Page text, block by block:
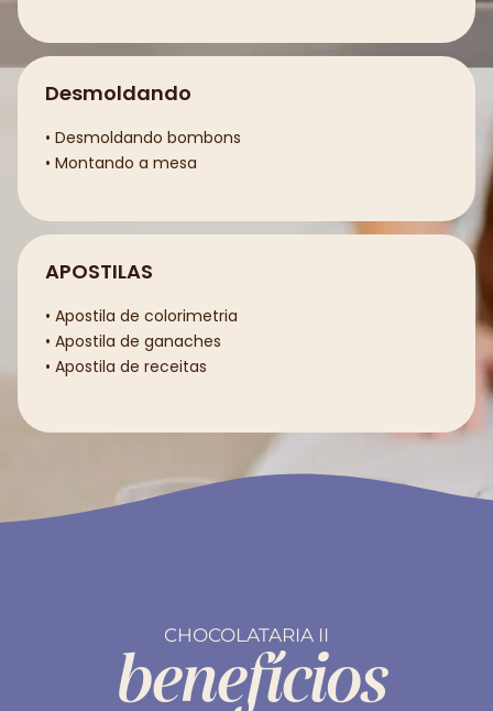
Desmoldando
• Desmoldando bombons
• Montando a mesa
APOSTILAS
• Apostila de colorimetria
• Apostila de ganaches
• Apostila de receitas
CHOCOLATARIA II
benefícios